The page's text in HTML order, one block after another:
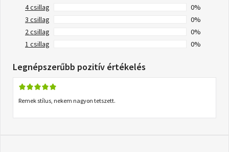
4 csillag
0%
3 csillag
0%
2 csillag
0%
1 csillag
0%
Legnépszerűbb pozitív értékelés
Remek stílus, nekem nagyon tetszett.